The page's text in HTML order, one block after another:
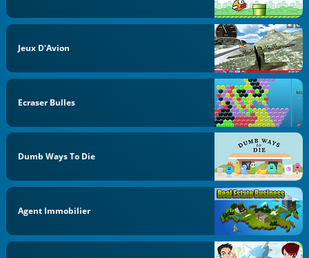
Jeux D'Avion
Ecraser Bulles
Dumb Ways To Die
Agent Immobilier